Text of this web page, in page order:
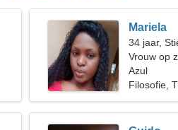
Mariela
34 jaar,
Vrouw op
Azul
Filosofie,